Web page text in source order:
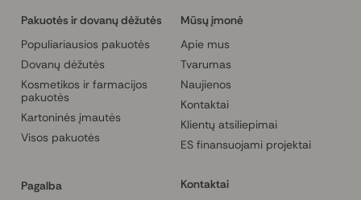
Pakuotės ir dovanų dėžutės
Populiariausios pakuotės
Dovanų dėžutės
Kosmetikos ir farmacijos
pakuotės
Kartoninės įmautės
Visos pakuotės
Mūsų įmonė
Apie mus
Tvarumas
Naujienos
Kontaktai
Klientų atsiliepimai
ES finansuojami projektai
Pagalba
Kontaktai